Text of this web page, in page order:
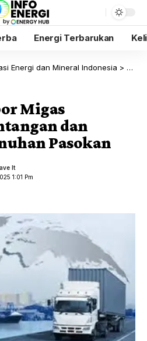
Energi Terbarukan
Energi dan Mineral Indonesia > Blog
Migas
dan
Pasokan
1:01 Pm